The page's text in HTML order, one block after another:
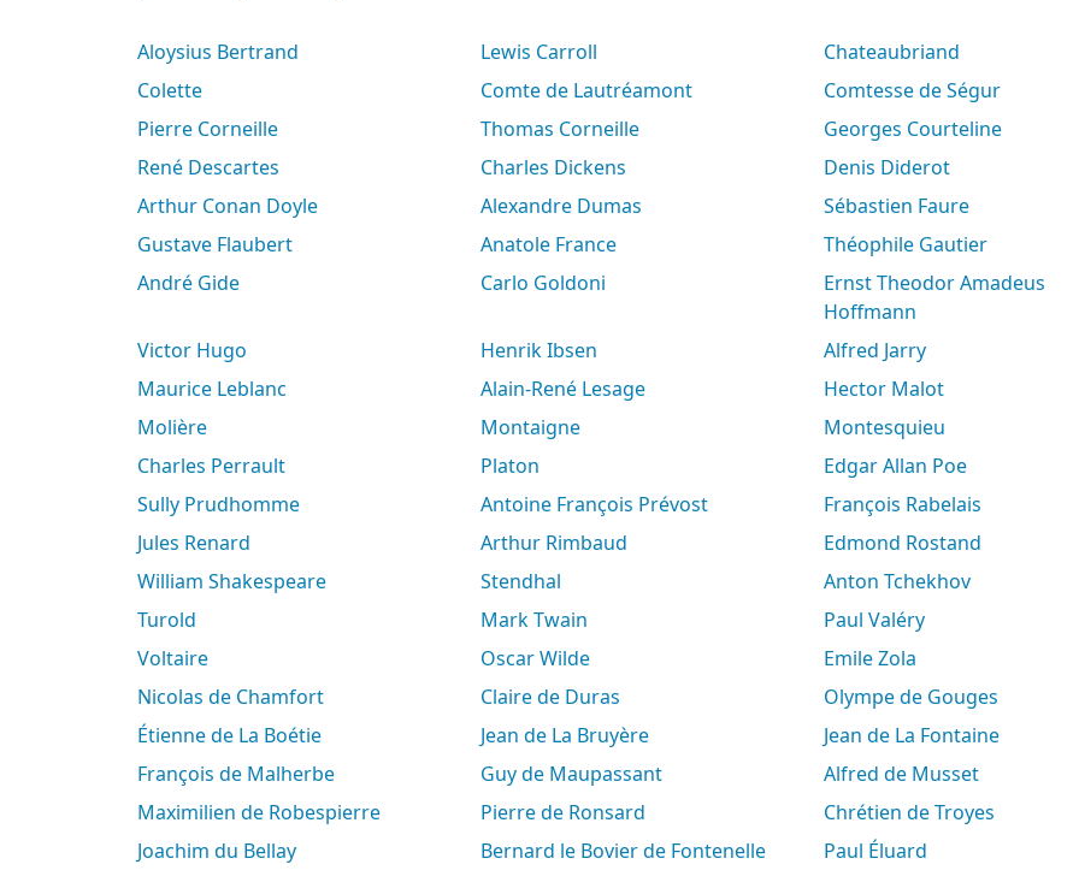
Aloysius Bertrand Lewis Carroll
Chateaubriand
Colette
Comte de Lautréamont
Comtesse de Ségur
Pierre Corneille
Thomas Corneille
Georges Courteline
René Descartes
Charles Dickens
Denis Diderot
Arthur Conan Doyle
Alexandre Dumas
Sébastien Faure
Gustave Flaubert
Anatole France
Théophile Gautier
André Gide
Carlo Goldoni
Ernst Theodor Amadeus
Hoffmann
Victor Hugo
Henrik Ibsen
Alfred Jarry
Maurice Leblanc
Alain-René Lesage
Hector Malot
Molière
Montaigne
Montesquieu
Charles Perrault
Platon
Edgar Allan Poe
Sully Prudhomme
Antoine François Prévost
François Rabelais
Jules Renard
Arthur Rimbaud
Edmond Rostand
William Shakespeare
Stendhal
Anton Tchekhov
Turold
Mark Twain
Paul Valéry
Voltaire
Oscar Wilde
Emile Zola
Nicolas de Chamfort
Claire de Duras
Olympe de Gouges
Étienne de La Boétie
Jean de La Bruyère
Jean de La Fontaine
François de Malherbe
Guy de Maupassant
Alfred de Musset
Maximilien de Robespierre
Pierre de Ronsard
Chrétien de Troyes
Joachim du Bellay
Bernard le Bovier de Fontenelle Paul Éluard